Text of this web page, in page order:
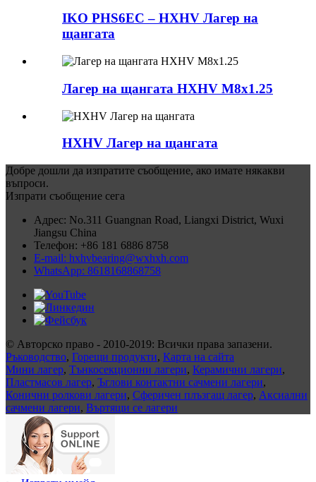
IKO PHS6EC – HXHV Лагер на
щангата
Лагер на щангата HXHV M8x1.25
HXHV Лагер на щангата
Добре дошли да изпратите съобщение, ако имате някакви
въпроси.
Изпрати съобщение сега
Адрес: No.311 Guangnan Road, Liangxi District, Wuxi
Jiangsu China
Телефон: +86 181 6886 8758
E-mail: hxhvbearing@wxhxh.com
WhatsApp: 8618168868758
© Авторско право - 2010-2019: Всички права запазени.
Ръководство, Горещи продукти, Карта на сайта
Мини лагер, Тънкосекционни лагери, Керамични лагери,
Пластмасов лагер, Ъглови контактни сачмени лагери,
Конични ролкови лагери, Сферичен плъзгащ лагер, Аксиални
сачмени лагери, Въртящи се лагери